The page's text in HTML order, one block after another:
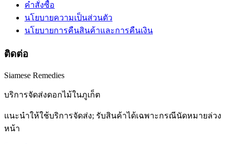
คำสั่งซื้อ
นโยบายความเป็นส่วนตัว
นโยบายการคืนสินค้าและการคืนเงิน
ติดต่อ
Siamese Remedies
บริการจัดส่งดอกไม้ในภูเก็ต
แนะนำให้ใช้บริการจัดส่ง; รับสินค้าได้เฉพาะกรณีนัดหมายล่วง
หน้า